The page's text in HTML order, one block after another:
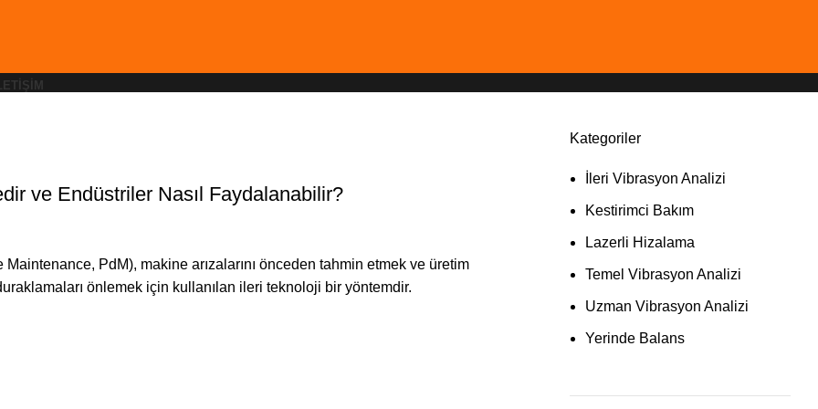
ve Endüstriler Nasıl Faydalanabilir?
Maintenance, PdM), makine arızalarını önceden tahmin etmek ve üretim
önlemek için kullanılan ileri teknoloji bir yöntemdir.
Kategoriler
İleri Vibrasyon Analizi
Kestirimci Bakım
Lazerli Hizalama
Temel Vibrasyon Analizi
Uzman Vibrasyon Analizi
Yerinde Balans